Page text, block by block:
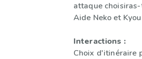
attaque
Aide Neko et
Interactions :
Choix d'itinéraire